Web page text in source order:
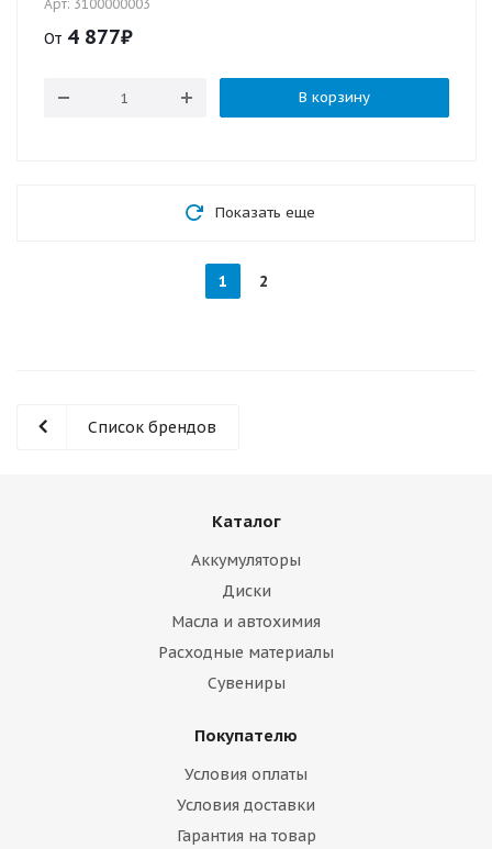
Арт: 3100000003
От 4 877₽
В корзину
Показать еще
1 2
Список брендов
Каталог
Аккумуляторы
Диски
Масла и автохимия
Расходные материалы
Сувениры
Покупателю
Условия оплаты
Условия доставки
Гарантия на товар